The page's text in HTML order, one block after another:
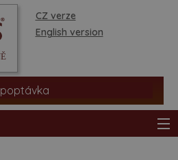
CZ verze
English version
poptávka